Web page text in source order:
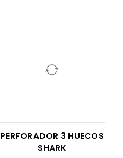
PERFORADOR 3 HUECOS
SHARK